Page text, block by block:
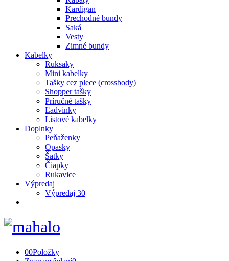
Kardigan
Prechodné bundy
Saká
Vesty
Zimné bundy
Kabelky
Ruksaky
Mini kabelky
Tašky cez plece (crossbody)
Shopper tašky
Príručné tašky
Ľadvinky
Listové kabelky
Doplnky
Peňaženky
Opasky
Šatky
Čiapky
Rukavice
Výpredaj
Výpredaj 30
00Položky